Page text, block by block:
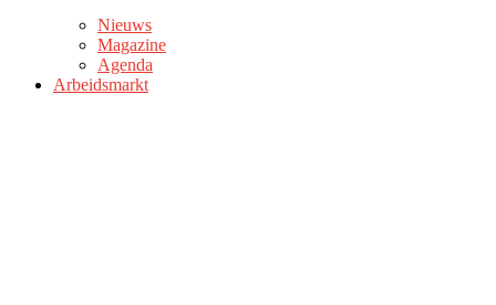
Nieuws
Magazine
Agenda
Arbeidsmarkt